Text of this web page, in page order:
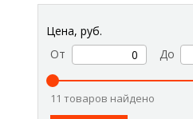
Цена, руб.
От
До
11 товаров найдено